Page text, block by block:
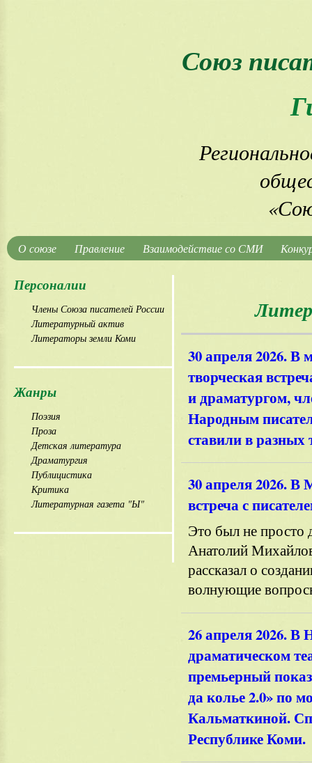
Союз
О союзе Правление Взаимодействие со СМИ
Персоналии
Члены Союза писателей России
Литературный актив
Литераторы земли Коми
Жанры
Поэзия
Проза
Детская литература
Драматургия
Публицистика
Критика
Литературная газета "Ы"
30 апреля 2026. В
творческая
и драматургом,
Народным
ставили в разных
30 апреля 2026.
встреча с
Это был не просто
Анатолий
рассказал о
волнующие
26 апреля 2026.
драматическом
премьерный
да колье 2.0» по
Кальматкиной.
Республике Коми.